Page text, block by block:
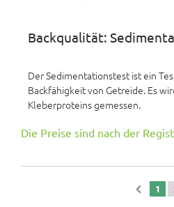
Backqualität:
Der Sedimentationstest ist ein
Backfähigkeit von Getreide. Es
Kleberproteins gemessen.
Die Preise sind nach der
1